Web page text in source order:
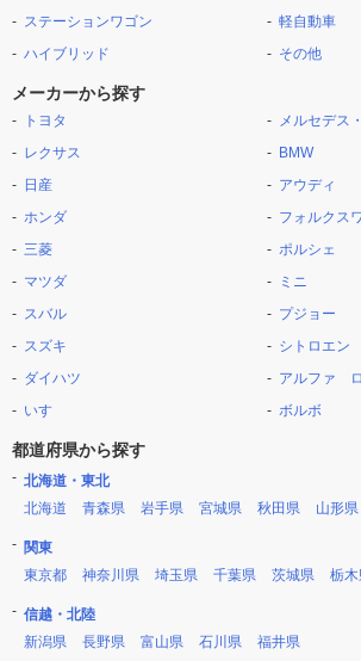
ステーションワゴン
ハイブリッド
軽自動車
その他
メーカーから探す
トヨタ
レクサス
日産
ホンダ
三菱
マツダ
スバル
スズキ
ダイハツ
いすゞ
メルセデス
BMW
アウディ
フォルクス
ポルシェ
ミニ
プジョー
シトロエン
アルファ
ボルボ
都道府県から探す
北海道・東北
北海道
青森県 岩手県 宮城県 秋田県 山形県
関東
東京都
神奈川県 埼玉県 千葉県 茨城県 栃
信越・北陸
新潟県
長野県 富山県 石川県 福井県